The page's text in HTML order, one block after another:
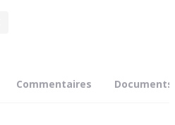
Commentaires Documents